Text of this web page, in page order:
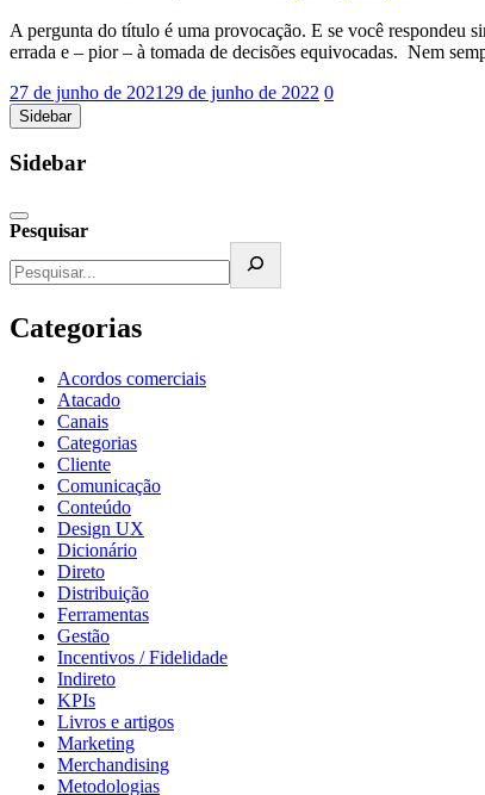
A pergunta do título é uma provocação. E se você respondeu
errada e – pior – à tomada de decisões equivocadas. Nem
27 de junho de 2021 29 de junho de 2022 0
Sidebar
Sidebar
Pesquisar
Categorias
Acordos comerciais
Atacado
Canais
Categorias
Cliente
Comunicação
Conteúdo
Design UX
Dicionário
Direto
Distribuição
Ferramentas
Gestão
Incentivos / Fidelidade
Indireto
KPIs
Livros e artigos
Marketing
Merchandising
Metodologias